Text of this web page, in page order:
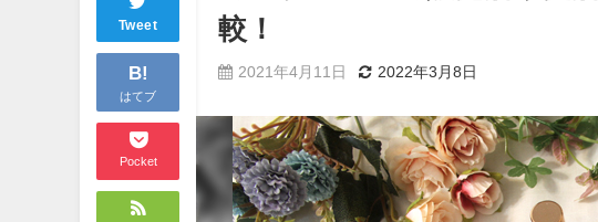
Tweet
B!
はてブ
Pocket
較！
2021年4月11日 2022年3月8日